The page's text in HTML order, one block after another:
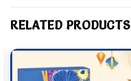
RELATED PRODUCTS